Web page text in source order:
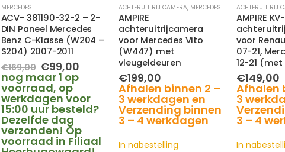
MERCEDES
ACV- 381190-32-2 – 2-
DIN Paneel Mercedes
Benz C-Klasse (W204 –
S204) 2007-2011
€169,00 Oorspronkelijke
prijs
was:
€169,00.
€99,00Huidige
prijs
€99,00.
nog maar 1 op
voorraad, op
werkdagen voor
15:00 uur besteld?
Dezelfde dag
verzonden! Op
voorraad in Filiaal
ACHTERUIT RIJ CAMERA, MERCEDES
AMPIRE
achteruitrijcamera
voor Mercedes Vito
(W447) met
vleugeldeuren
€199,00
Afhalen binnen 2 –
3 werkdagen en
Verzending binnen
3 – 4 werkdagen
In nabestelling
ACHTERUIT RIJ
AMPIRE
voor
07-21,
12-21
€149,00
Afhalen
3
3 – 4
In